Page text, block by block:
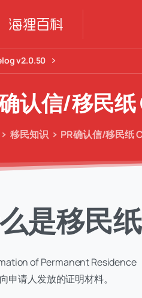
v2.0.50
认信/移民纸
移民知识 PR确认信/移民纸
是移民纸
of Permanent Residence
申请人发放的证明材料。